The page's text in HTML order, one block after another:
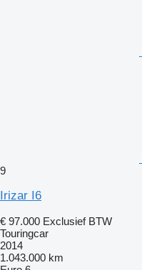
9
Irizar I6
€ 97.000 Exclusief BTW
Touringcar
2014
1.043.000 km